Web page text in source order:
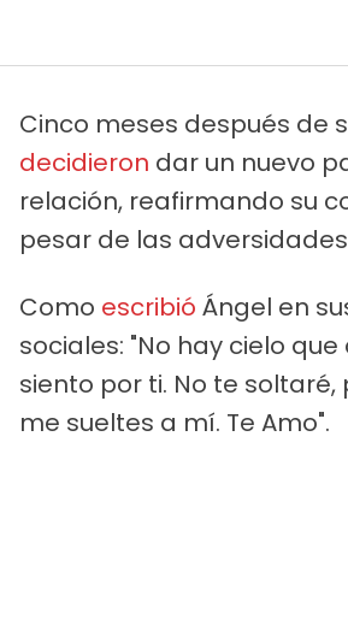
Cinco meses después de
decidieron dar un nuevo
relación, reafirmando su
pesar de las
Como escribió Ángel en
sociales: "No hay cielo
siento por ti. No te soltaré,
me sueltes a mí. Te Amo".